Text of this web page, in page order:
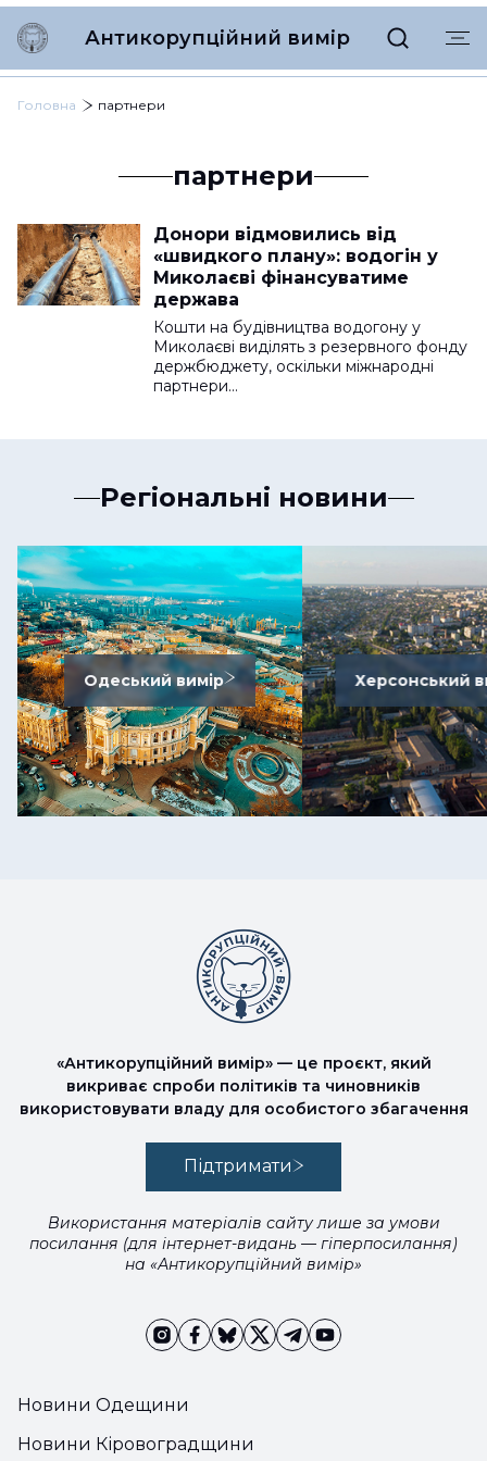
Антикорупційний вимір
Головна партнери
партнери
Донори відмовились від
«швидкого плану»: водогін у
Миколаєві фінансуватиме
держава
Кошти на будівництва водогону у
Миколаєві виділять з резервного фонду
держбюджету, оскільки міжнародні
партнери…
Регіональні новини
Одеський вимір Херсонський
Новини Одещини
Новини Кіровоградщини
«Антикорупційний вимір» — це проєкт, який
викриває спроби політиків та чиновників
використовувати владу для особистого збагачення
Підтримати
Використання матеріалів сайту лише за умови
посилання (для інтернет-видань — гіперпосилання)
на «Антикорупційний вимір»